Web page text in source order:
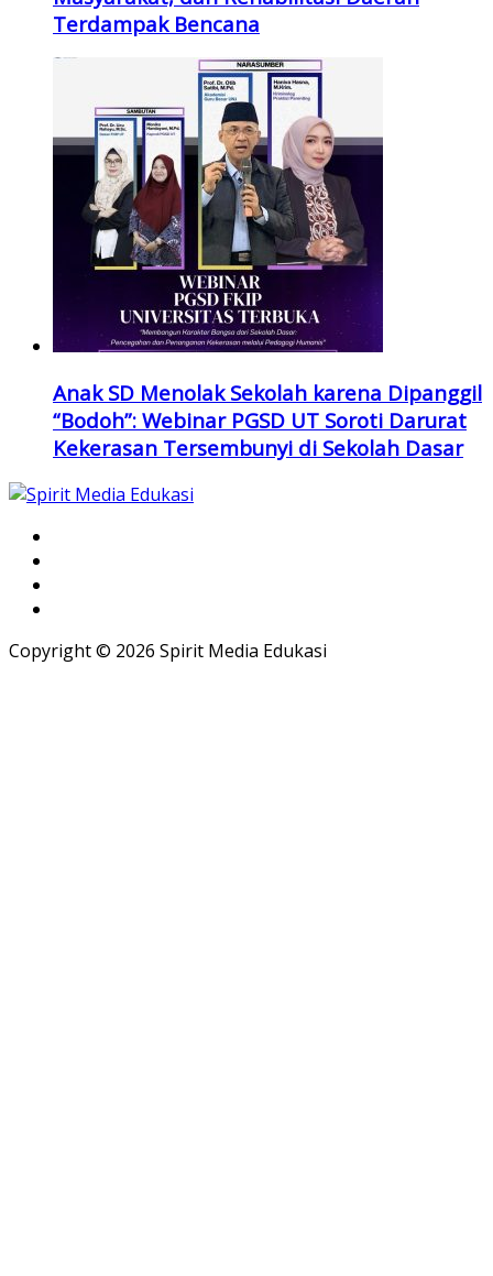
Terdampak Bencana
Anak SD Menolak Sekolah karena Dipanggil
“Bodoh”: Webinar PGSD UT Soroti Darurat
Kekerasan Tersembunyi di Sekolah Dasar
Copyright © 2026 Spirit Media Edukasi